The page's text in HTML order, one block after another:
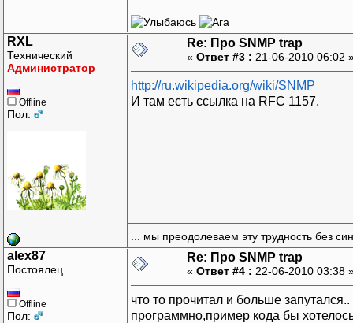
RXL
Технический
Администратор
Offline
Пол:
Re: Про SNMP trap
« Ответ #3 : 21-06-2010 06:02
http://ru.wikipedia.org/wiki/SNMP
И там есть ссылка на RFC 1157.
... мы преодолеваем эту трудность без
alex87
Постоялец
Offline
Пол:
Re: Про SNMP trap
« Ответ #4 : 22-06-2010 03:38
что то прочитал и больше
программно,пример кода бы